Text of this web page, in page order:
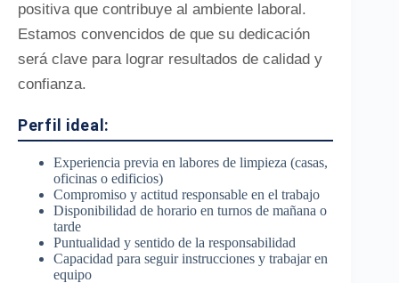
positiva que contribuye al ambiente laboral.
Estamos convencidos de que su dedicación
será clave para lograr resultados de calidad y
confianza.
Perfil ideal:
Experiencia previa en labores de limpieza (casas,
oficinas o edificios)
Compromiso y actitud responsable en el trabajo
Disponibilidad de horario en turnos de mañana o
tarde
Puntualidad y sentido de la responsabilidad
Capacidad para seguir instrucciones y trabajar en
equipo